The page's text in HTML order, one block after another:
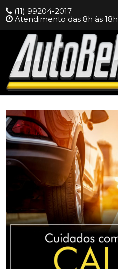
(11) 99204-2017
Atendimento das 8h às 18h